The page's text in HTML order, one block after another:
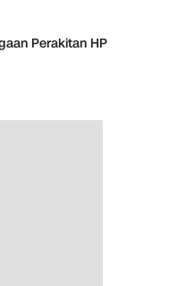
Perakitan HP